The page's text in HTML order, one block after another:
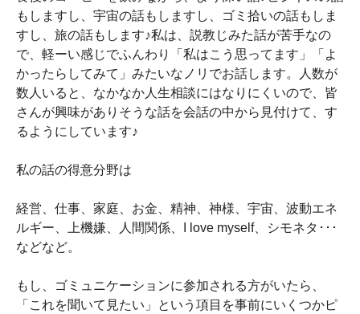
もしますし、宇宙の話もしますし、ゴミ拾いの話もしま
すし、旅の話もします♪私は、説教じみた話が苦手なの
で、軽ーい感じでふんわり「私はこう思ってます」「よ
かったらしてみて」みたいなノリでお話します。人数が
数人いると、なかなか人生相談にはなりにくいので、皆
さんが興味がありそうな話を会話の中から見付けて、す
るようにしています♪
私の話の得意分野は
経営、仕事、家庭、お金、精神、神様、宇宙、波動エネ
ルギー、上機嫌、人間関係、I love myself、シモネタ･･･
などなど。
もし、ゴミュニケーションに参加される方がいたら、
「これを聞いて見たい」という項目を事前にいくつかピ